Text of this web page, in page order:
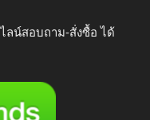
ลน์สอบถาม-สั่งซื้อ ได้